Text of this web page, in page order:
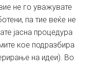
не го уважувате
па тие веќе не
јасна процедура
кое подразбира
на идеи). Во